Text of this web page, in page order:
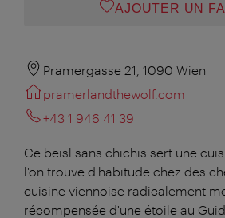
AJOUTER UN
Pramergasse 21, 1090 Wien
pramerlandthewolf.com
+43 1 946 41 39
Ce beisl sans chichis sert une
l'on trouve d'habitude chez des
cuisine viennoise radicalement
récompensée d'une étoile au